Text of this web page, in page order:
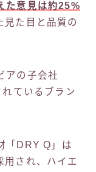
た意見は約25%
見た目と品質の
アの子会社
ているブラン
「DRY Q」は
用され、ハイエ